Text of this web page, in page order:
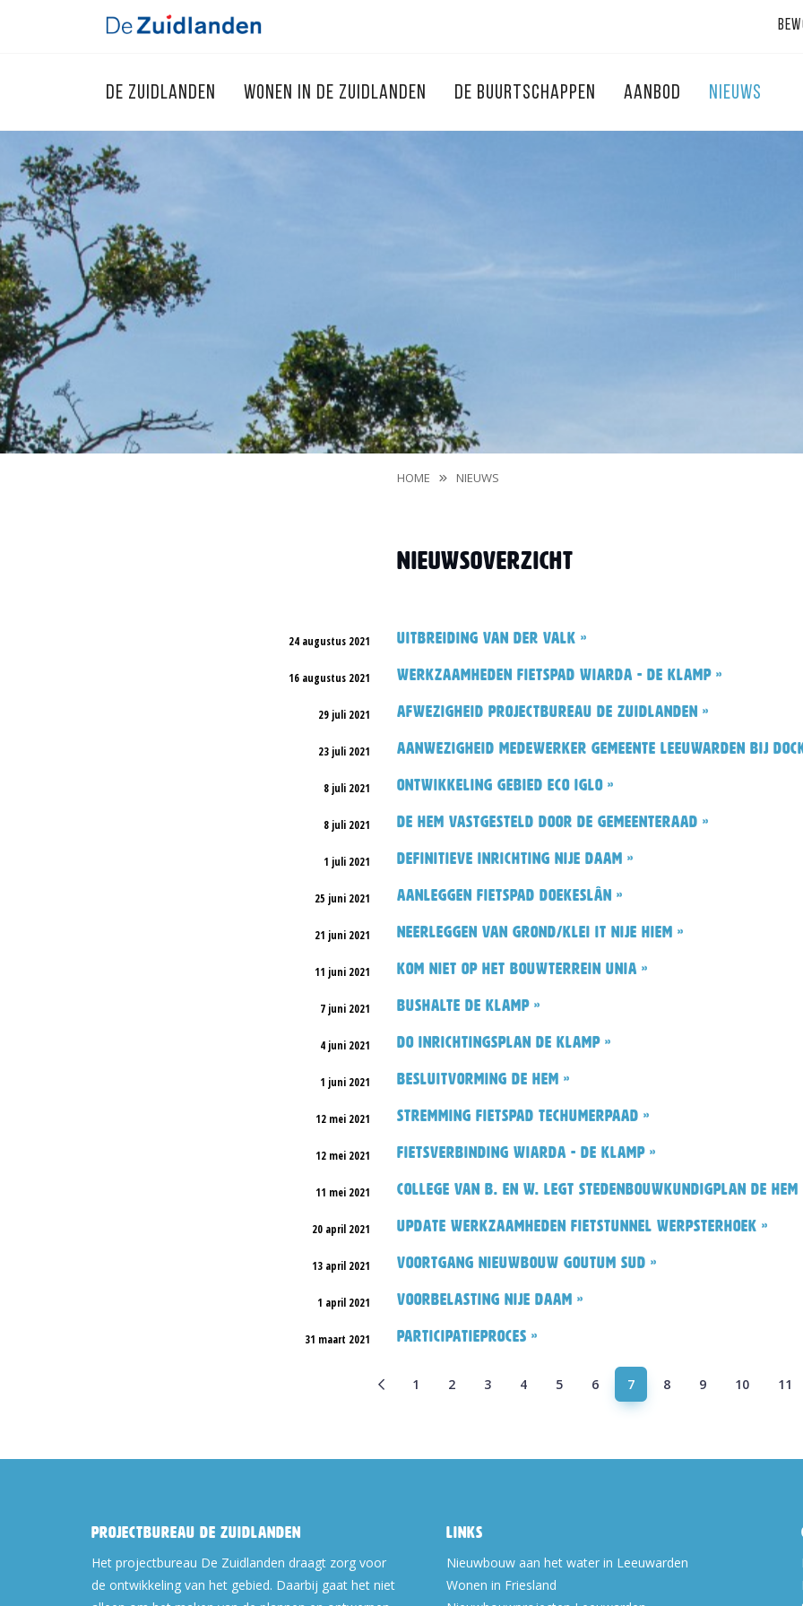
DE ZUIDLANDEN WONEN IN DE ZUIDLANDEN DE BUURTSCHAPPEN AANBOD NIEUWS
HOME NIEUWS
Nieuwsoverzicht
24 augustus 2021 Uitbreiding Van der Valk »
16 augustus 2021 Werkzaamheden fietspad Wiarda - De Klamp »
29 juli 2021 Afwezigheid Projectbureau De Zuidlanden »
23 juli 2021 Aanwezigheid medewerker gemeente Leeuwarden bij
8 juli 2021 Ontwikkeling gebied Eco Iglo »
8 juli 2021 De Hem vastgesteld door de gemeenteraad »
1 juli 2021 Definitieve inrichting Nije Daam »
25 juni 2021 Aanleggen fietspad Doekeslân »
21 juni 2021 Neerleggen van grond/klei It Nije Hiem »
11 juni 2021 Kom niet op het bouwterrein Unia »
7 juni 2021 Bushalte De Klamp »
4 juni 2021 DO inrichtingsplan De Klamp »
1 juni 2021 Besluitvorming De Hem »
12 mei 2021 Stremming fietspad Techumerpaad »
12 mei 2021 Fietsverbinding Wiarda - De Klamp »
11 mei 2021 College van b. en w. legt stedenbouwkundigplan De
20 april 2021 Update werkzaamheden fietstunnel Werpsterhoek »
13 april 2021 Voortgang nieuwbouw Goutum Sud »
1 april 2021 Voorbelasting Nije Daam »
31 maart 2021 Participatieproces »
1 2 3 4 5 6 7 8 9 10 11
Projectbureau De Zuidlanden
Het projectbureau De Zuidlanden draagt zorg voor
de ontwikkeling van het gebied. Daarbij gaat het niet
Links
Nieuwbouw aan het water in Leeuwarden
Wonen in Friesland